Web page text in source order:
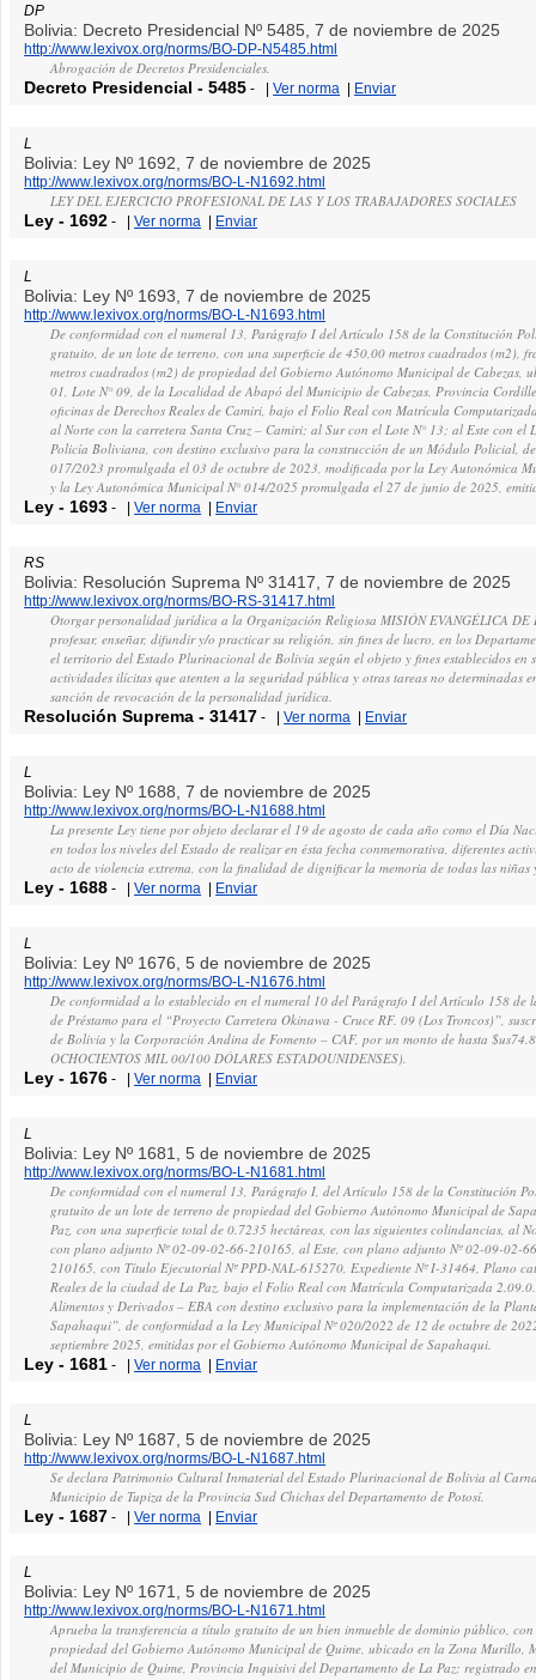
DP
Bolivia: Decreto Presidencial Nº 5485, 7 de noviembre de 2025
http://www.lexivox.org/norms/BO-DP-N5485.html
Abrogación de Decretos Presidenciales.
Decreto Presidencial -5485 - |Ver norma | Enviar
L
Bolivia: Ley Nº 1692, 7 de noviembre de 2025
http://www.lexivox.org/norms/BO-L-N1692.html
LEY DEL EJERCICIO PROFESIONAL DE LAS Y LOS TRABAJADORES SOCIALES
Ley - 1692 - |Ver norma | Enviar
L
Bolivia: Ley Nº 1693, 7 de noviembre de 2025
http://www.lexivox.org/norms/BO-L-N1693.html
De conformidad con el numeral 13, Parágrafo I del Artículo 158 de la Constitución
gratuito, de un lote de terreno, con una superficie de 450,00 metros cuadrados (m2),
metros cuadrados (m2) de propiedad del Gobierno Autónomo Municipal de Cabezas,
01, Lote N° 09, de la Localidad de Abapó del Municipio de Cabezas, Provincia
oficinas de Derechos Reales de Camiri, bajo el Folio Real con Matrícula
al Norte con la carretera Santa Cruz – Camiri; al Sur con el Lote N° 13; al Este con el
Policía Boliviana, con destino exclusivo para la construcción de un Módulo Policial,
017/2023 promulgada el 03 de octubre de 2023, modificada por la Ley Autonómica
y la Ley Autonómica Municipal N° 014/2025 promulgada el 27 de junio de 2025,
Ley - 1693 - |Ver norma | Enviar
RS
Bolivia: Resolución Suprema Nº 31417, 7 de noviembre de 2025
http://www.lexivox.org/norms/BO-RS-31417.html
Otorgar personalidad jurídica a la Organización Religiosa MISIÓN EVANGÉLICA
profesar, enseñar, difundir y/o practicar su religión, sin fines de lucro, en los
el territorio del Estado Plurinacional de Bolivia según el objeto y fines establecidos
actividades ilícitas que atenten a la seguridad pública y otras tareas no determinadas
sanción de revocación de la personalidad jurídica.
Resolución Suprema -31417 - |Ver norma | Enviar
L
Bolivia: Ley Nº 1688, 7 de noviembre de 2025
http://www.lexivox.org/norms/BO-L-N1688.html
La presente Ley tiene por objeto declarar el 19 de agosto de cada año como el Día
en todos los niveles del Estado de realizar en ésta fecha conmemorativa, diferentes
acto de violencia extrema, con la finalidad de dignificar la memoria de todas las
Ley - 1688 - |Ver norma | Enviar
L
Bolivia: Ley Nº 1676, 5 de noviembre de 2025
http://www.lexivox.org/norms/BO-L-N1676.html
De conformidad a lo establecido en el numeral 10 del Parágrafo I del Artículo 158 de
de Préstamo para el “Proyecto Carretera Okinawa - Cruce RF. 09 (Los Troncos)”,
de Bolivia y la Corporación Andina de Fomento – CAF, por un monto de hasta
OCHOCIENTOS MIL 00/100 DÓLARES ESTADOUNIDENSES).
Ley - 1676 - |Ver norma | Enviar
L
Bolivia: Ley Nº 1681, 5 de noviembre de 2025
http://www.lexivox.org/norms/BO-L-N1681.html
De conformidad con el numeral 13, Parágrafo I, del Artículo 158 de la Constitución
gratuito de un lote de terreno de propiedad del Gobierno Autónomo Municipal de
Paz, con una superficie total de 0.7235 hectáreas, con las siguientes colindancias, al
con plano adjunto Nº 02-09-02-66-210165, al Este, con plano adjunto Nº 02-09-02-
210165, con Título Ejecutorial Nº PPD-NAL-615270, Expediente Nº I-31464, Plano
Reales de la ciudad de La Paz, bajo el Folio Real con Matrícula Computarizada
Alimentos y Derivados – EBA con destino exclusivo para la implementación de la
Sapahaqui”, de conformidad a la Ley Municipal Nº 020/2022 de 12 de octubre de
septiembre 2025, emitidas por el Gobierno Autónomo Municipal de Sapahaqui.
Ley - 1681 - |Ver norma | Enviar
L
Bolivia: Ley Nº 1687, 5 de noviembre de 2025
http://www.lexivox.org/norms/BO-L-N1687.html
Se declara Patrimonio Cultural Inmaterial del Estado Plurinacional de Bolivia al
Municipio de Tupiza de la Provincia Sud Chichas del Departamento de Potosí.
Ley - 1687 - |Ver norma | Enviar
L
Bolivia: Ley Nº 1671, 5 de noviembre de 2025
http://www.lexivox.org/norms/BO-L-N1671.html
Aprueba la transferencia a título gratuito de un bien inmueble de dominio público,
propiedad del Gobierno Autónomo Municipal de Quime, ubicado en la Zona Murillo,
del Municipio de Quime, Provincia Inquisivi del Departamento de La Paz; registrado